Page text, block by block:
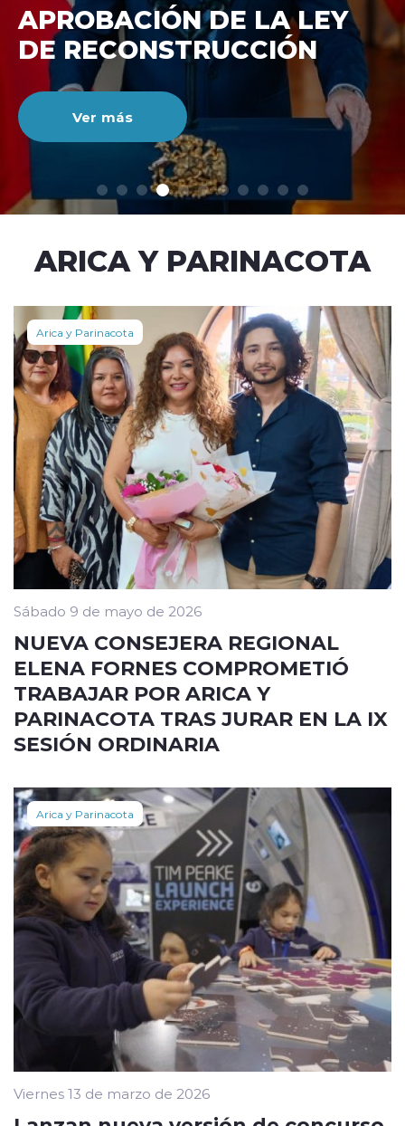
modo claro
DE RECONSTRUCCIÓ
NACIONAL
Ver más
ARICA Y PARINACOTA
Arica y Parinacota
Sábado 9 de mayo de 2026
NUEVA CONSEJERA REGIONAL
ELENA FORNES COMPROMETIÓ
TRABAJAR POR ARICA Y
PARINACOTA TRAS JURAR EN LA IX
SESIÓN ORDINARIA
Arica y Parinacota
Viernes 13 de marzo de 2026